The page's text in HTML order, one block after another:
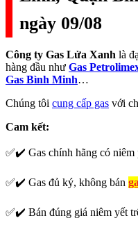
ngày 09/08
Công ty Gas Lửa Xanh là
hàng đầu như Gas
Gas Bình Minh…
Chúng tôi cung cấp gas với
Cam kết:
✅✔️ Gas chính hãng có niêm
✅✔️ Gas đủ ký, không bán
✅✔️ Bán đúng giá niêm yết